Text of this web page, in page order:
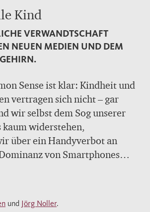
Kind
VERWANDTSCHAFT
NEUEN MEDIEN UND DEM
Sense ist klar: Kindheit und
vertragen sich nicht – gar
wir selbst dem Sog unserer
kaum widerstehen,
über ein Handyverbot an
von Smartphones
im Alltag von Kindern ist
aber dabei übersehen wir,
und Jörg Noller.